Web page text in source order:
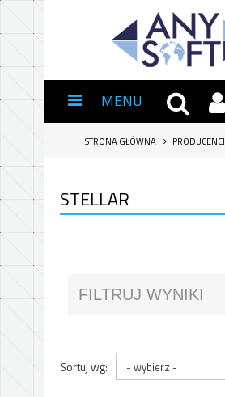
MENU
STRONA GŁÓWNA PRODUCENCI
STELLAR
FILTRUJ WYNIKI
Sortuj wg: